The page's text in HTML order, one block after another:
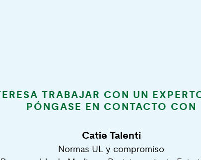
TRABAJAR CON UN
PÓNGASE EN CONTACTO CON
Catie Talenti
Normas UL y compromiso